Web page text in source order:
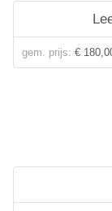
gem. prijs: €